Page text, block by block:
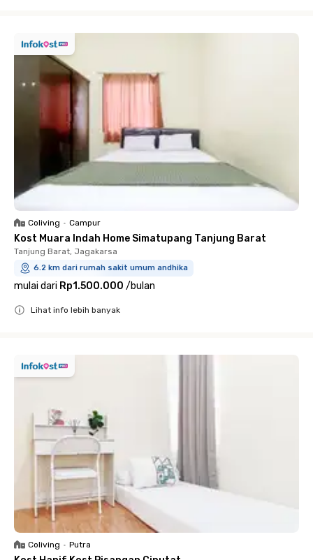
Coliving • Campur
Kost Muara Indah Home Simatupang Tanjung Barat
Tanjung Barat, Jagakarsa
6.2 km dari rumah sakit umum andhika
mulai dari Rp1.500.000 /bulan
Lihat info lebih banyak
Coliving • Putra